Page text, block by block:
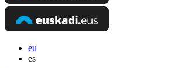
eu
es